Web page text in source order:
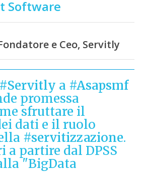
Software
e Ceo, Servitly
#Servitly a #Asapsmf
promessa
sfruttare il
dati e il ruolo
#servitizzazione.
a partire dal DPSS
"BigData